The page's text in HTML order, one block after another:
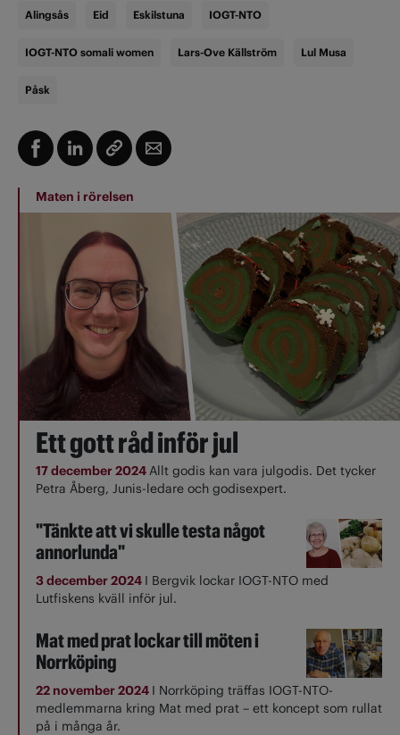
Alingsås Eid Eskilstuna IOGT-NTO
IOGT-NTO somali women Lars-Ove Källström Lul Musa
Påsk
Maten i rörelsen
Ett gott råd inför jul
17 december 2024Allt godis kan vara julgodis. Det tycker
Petra Åberg, Junis-ledare och godisexpert.
"Tänkte att vi skulle testa något
annorlunda"
3 december 2024 I Bergvik lockar IOGT-NTO med
Lutfiskens kväll inför jul.
Mat med prat lockar till möten i
Norrköping
22 november 2024 I Norrköping träffas IOGT-NTO-
medlemmarna kring Mat med prat – ett koncept som rullat
på i många år.